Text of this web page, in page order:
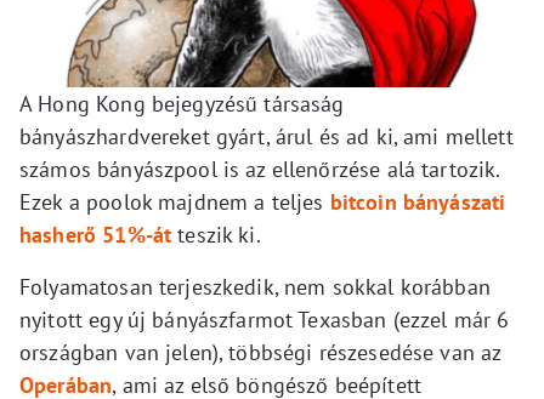
A Hong Kong bejegyzésű társaság
bányászhardvereket gyárt, árul és ad ki, ami mellett
számos bányászpool is az ellenőrzése alá tartozik.
Ezek a poolok majdnem a teljes bitcoin bányászati
hasherő 51%-át teszik ki.
Folyamatosan terjeszkedik, nem sokkal korábban
nyitott egy új bányászfarmot Texasban (ezzel már 6
országban van jelen), többségi részesedése van az
Operában, ami az első böngésző beépített